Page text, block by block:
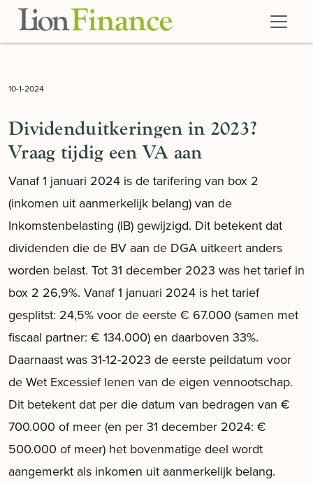
Skip to main content
10-1-2024
Dividenduitkeringen in 2023?
Vraag tijdig een VA aan
Vanaf 1 januari 2024 is de tarifering van box 2
(inkomen uit aanmerkelijk belang) van de
Inkomstenbelasting (IB) gewijzigd. Dit betekent dat
dividenden die de BV aan de DGA uitkeert anders
worden belast. Tot 31 december 2023 was het tarief in
box 2 26,9%. Vanaf 1 januari 2024 is het tarief
gesplitst: 24,5% voor de eerste € 67.000 (samen met
fiscaal partner: € 134.000) en daarboven 33%.
Daarnaast was 31-12-2023 de eerste peildatum voor
de Wet Excessief lenen van de eigen vennootschap.
Dit betekent dat per die datum van bedragen van €
700.000 of meer (en per 31 december 2024: €
500.000 of meer) het bovenmatige deel wordt
aangemerkt als inkomen uit aanmerkelijk belang.